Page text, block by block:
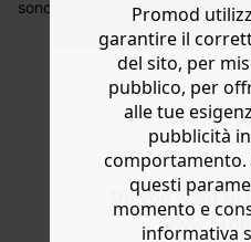
Do you want to
decorrere dalla data
sono protagoniste su questi
color oro. Amiamo il mix di
perle chiare e perle in metallo
Questa stagione abbinali a
écru, beige oppure a colori
ruggine e cioccolato. Taglia
forate. Ottima idea regalo.
Promod
garantire il
del sito, per
pubblico, per
alle tue
pubblicità
questi
momento e
informativa